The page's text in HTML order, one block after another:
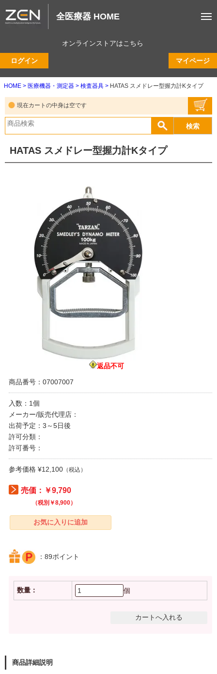
全医療器 HOME
オンラインストアはこちら
ログイン マイページ
HOME 医療機器・測定器 検査器具 HATAS スメドレー型握力計Kタイプ
現在カートの中身は空です
HATAS スメドレー型握力計Kタイプ
返品不可
商品番号：07007007
入数：1個
メーカー/販売代理店：
出荷予定：3～5日後
許可分類：
許可番号：
参考価格 ¥12,100 （税込）
売価：￥9,790
（税別￥8,900）
：89ポイント
数量： 個
商品詳細説明